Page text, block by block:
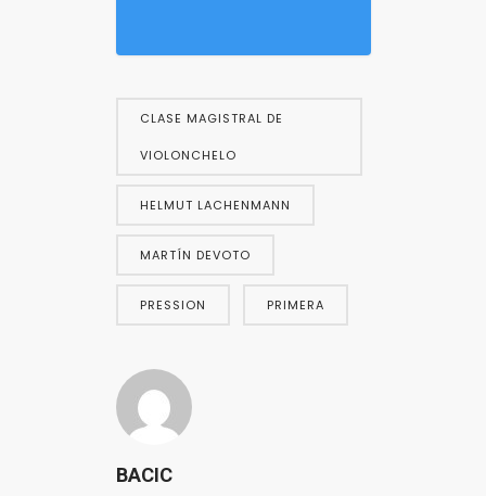
CLASE MAGISTRAL DE
VIOLONCHELO
HELMUT LACHENMANN
MARTÍN DEVOTO
PRESSION PRIMERA
BACIC